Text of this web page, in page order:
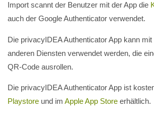
Import scannt der Benutzer mit der App die
auch der Google Authenticator verwendet.
Die privacyIDEA Authenticator App kann
anderen Diensten verwendet werden, die
QR-Code ausrollen.
Die privacyIDEA Authenticator App ist
Playstore und im Apple App Store erhältlich.